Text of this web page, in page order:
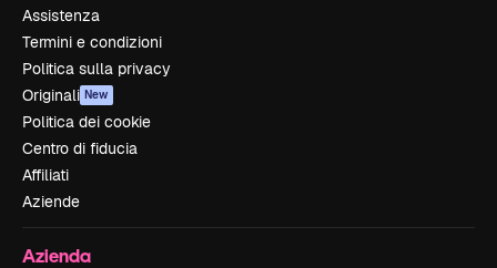
Assistenza
Termini e condizioni
Politica sulla privacy
Originali New
Politica dei cookie
Centro di fiducia
Affiliati
Aziende
Azienda